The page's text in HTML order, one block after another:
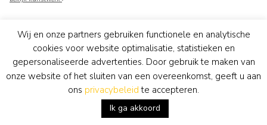
Wij en onze partners gebruiken functionele en analytische
cookies voor website optimalisatie, statistieken en
gepersonaliseerde advertenties. Door gebruik te maken van
onze website of het sluiten van een overeenkomst, geeft u aan
ons privacybeleid te accepteren.
Ik ga akkoord